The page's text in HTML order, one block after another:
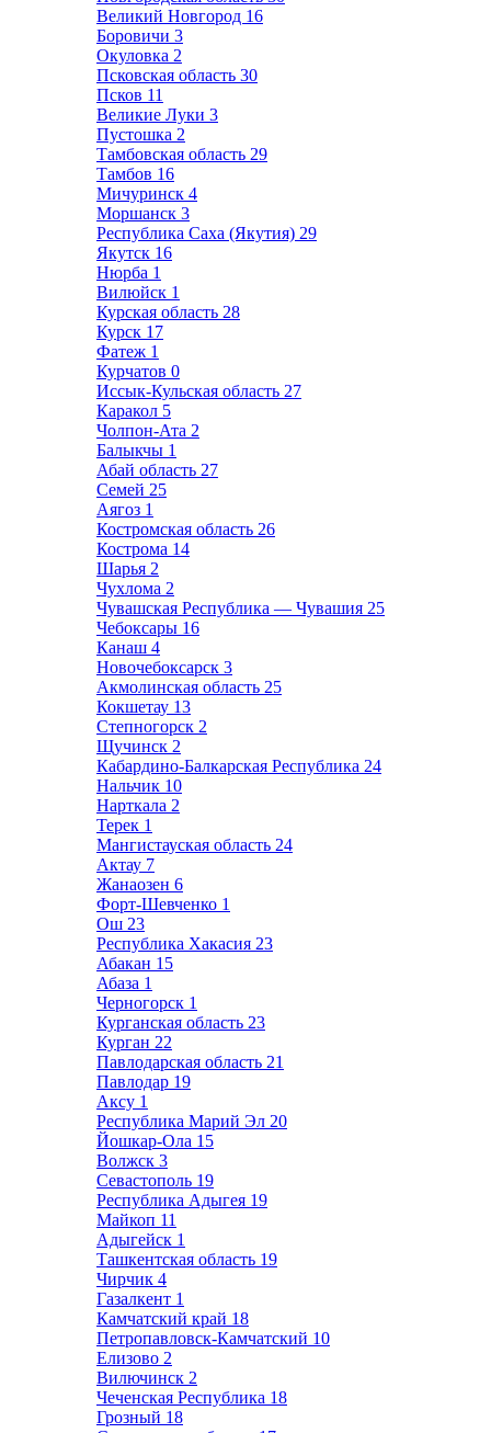
Великий Новгород 16
Боровичи 3
Окуловка 2
Псковская область 30
Псков 11
Великие Луки 3
Пустошка 2
Тамбовская область 29
Тамбов 16
Мичуринск 4
Моршанск 3
Республика Саха (Якутия) 29
Якутск 16
Нюрба 1
Вилюйск 1
Курская область 28
Курск 17
Фатеж 1
Курчатов 0
Иссык-Кульская область 27
Каракол 5
Чолпон-Ата 2
Балыкчы 1
Абай область 27
Семей 25
Аягоз 1
Костромская область 26
Кострома 14
Шарья 2
Чухлома 2
Чувашская Республика — Чувашия 25
Чебоксары 16
Канаш 4
Новочебоксарск 3
Акмолинская область 25
Кокшетау 13
Степногорск 2
Щучинск 2
Кабардино-Балкарская Республика 24
Нальчик 10
Нарткала 2
Терек 1
Мангистауская область 24
Актау 7
Жанаозен 6
Форт-Шевченко 1
Ош 23
Республика Хакасия 23
Абакан 15
Абаза 1
Черногорск 1
Курганская область 23
Курган 22
Павлодарская область 21
Павлодар 19
Аксу 1
Республика Марий Эл 20
Йошкар-Ола 15
Волжск 3
Севастополь 19
Республика Адыгея 19
Майкоп 11
Адыгейск 1
Ташкентская область 19
Чирчик 4
Газалкент 1
Камчатский край 18
Петропавловск-Камчатский 10
Елизово 2
Вилючинск 2
Чеченская Республика 18
Грозный 18